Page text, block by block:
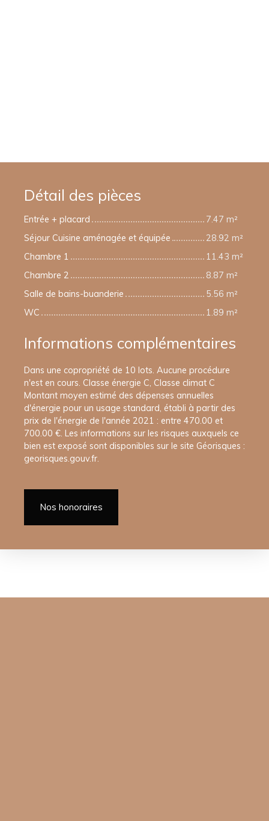
Détail des pièces
Entrée + placard
7.47 m²
Séjour Cuisine aménagée et équipée
28.92 m²
Chambre 1
11.43 m²
Chambre 2
8.87 m²
Salle de bains-buanderie
5.56 m²
WC
1.89 m²
Informations complémentaires
Dans une copropriété de 10 lots. Aucune procédure
n'est en cours. Classe énergie C, Classe climat C
Montant moyen estimé des dépenses annuelles
d'énergie pour un usage standard, établi à partir des
prix de l'énergie de l'année 2021 : entre 470.00 et
700.00 €. Les informations sur les risques auxquels ce
bien est exposé sont disponibles sur le site Géorisques :
georisques.gouv.fr.
Nos honoraires